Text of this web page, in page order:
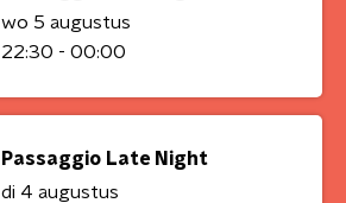
wo 5 augustus
22:30 - 00:00
Passaggio Late Night
di 4 augustus